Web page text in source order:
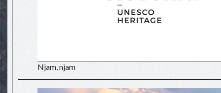
Njam, njam